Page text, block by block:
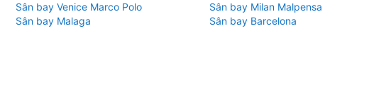
Sân bay Venice Marco Polo
Sân bay Milan Malpensa
Sân bay Malaga
Sân bay Barcelona